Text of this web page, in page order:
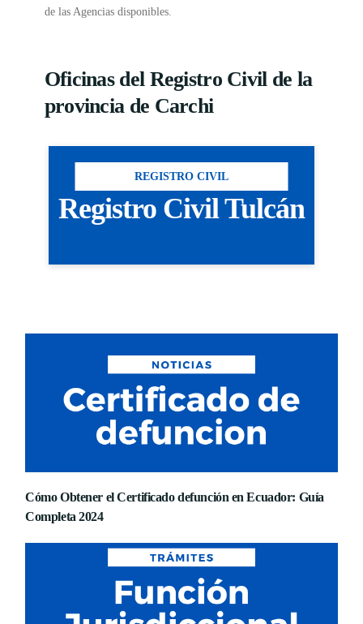
de las Agencias disponibles.
Oficinas del Registro Civil de la
provincia de Carchi
REGISTRO CIVIL
Registro Civil Tulcán
Cómo Obtener el Certificado defunción en Ecuador: Guía
Completa 2024